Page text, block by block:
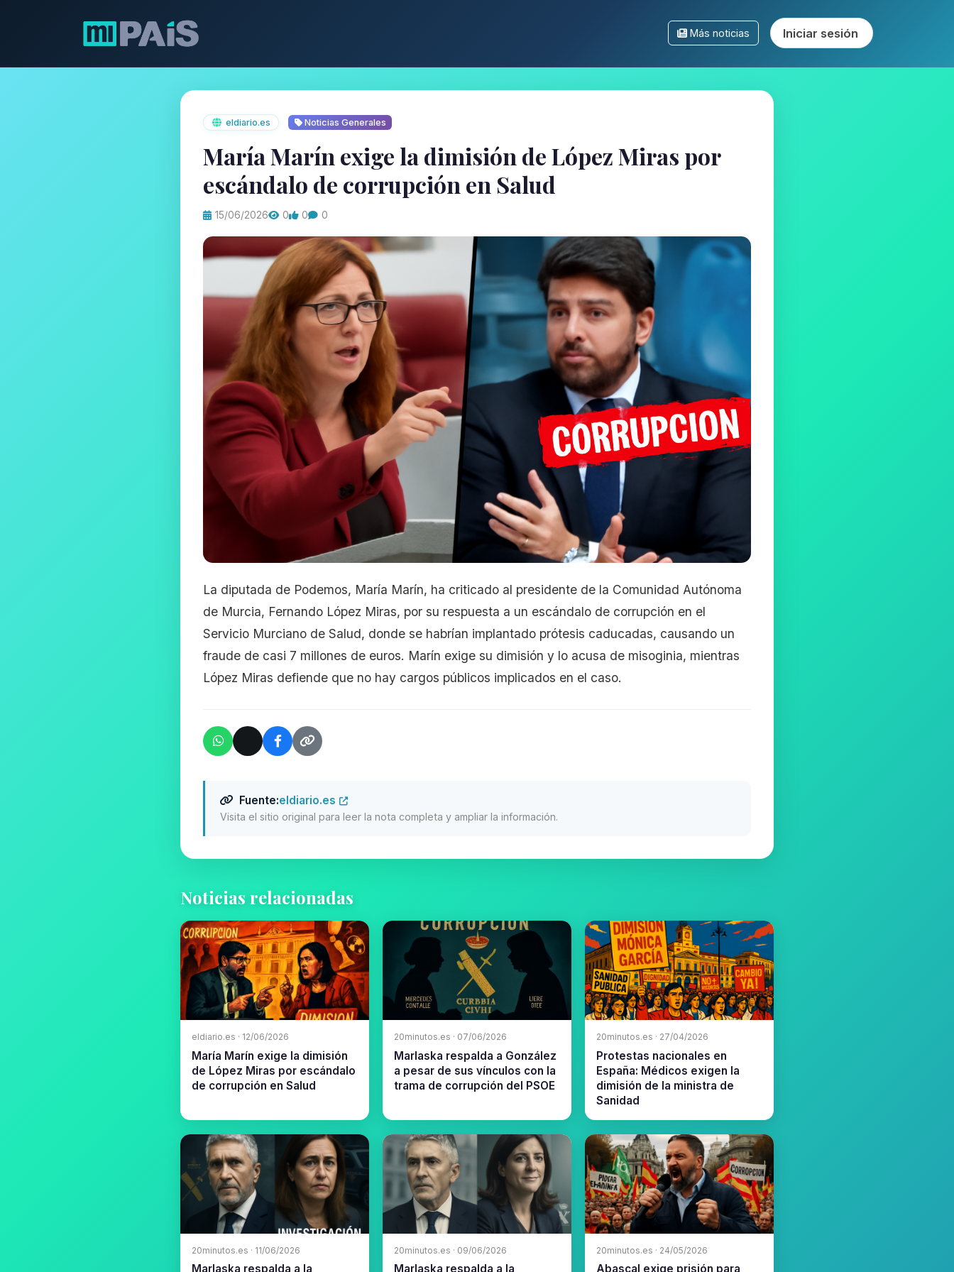
Más noticias Iniciar sesión
eldiario.es Noticias Generales
María Marín exige la dimisión de López Miras por
escándalo de corrupción en Salud
15/06/2026 0 0 0
La diputada de Podemos, María Marín, ha criticado al presidente de la Comunidad Autónoma
de Murcia, Fernando López Miras, por su respuesta a un escándalo de corrupción en el
Servicio Murciano de Salud, donde se habrían implantado prótesis caducadas, causando un
fraude de casi 7 millones de euros. Marín exige su dimisión y lo acusa de misoginia, mientras
López Miras defiende que no hay cargos públicos implicados en el caso.
Fuente:eldiario.es
Visita el sitio original para leer la nota completa y ampliar la información.
Noticias relacionadas
eldiario.es · 12/06/2026
María Marín exige la dimisión
de López Miras por escándalo
de corrupción en Salud
20minutos.es · 07/06/2026
Marlaska respalda a González
a pesar de sus vínculos con la
trama de corrupción del PSOE
20minutos.es · 27/04/2026
Protestas nacionales en
España: Médicos exigen la
dimisión de la ministra de
Sanidad
20minutos.es · 11/06/2026
Marlaska respalda a la
20minutos.es · 09/06/2026
Marlaska respalda a la
20minutos.es · 24/05/2026
Abascal exige prisión para